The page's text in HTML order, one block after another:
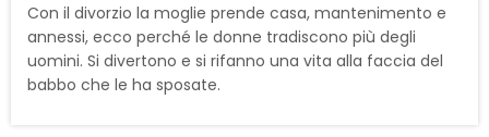
Con il divorzio la moglie prende casa, mantenimento e
annessi, ecco perché le donne tradiscono più degli
uomini. Si divertono e si rifanno una vita alla faccia del
babbo che le ha sposate.